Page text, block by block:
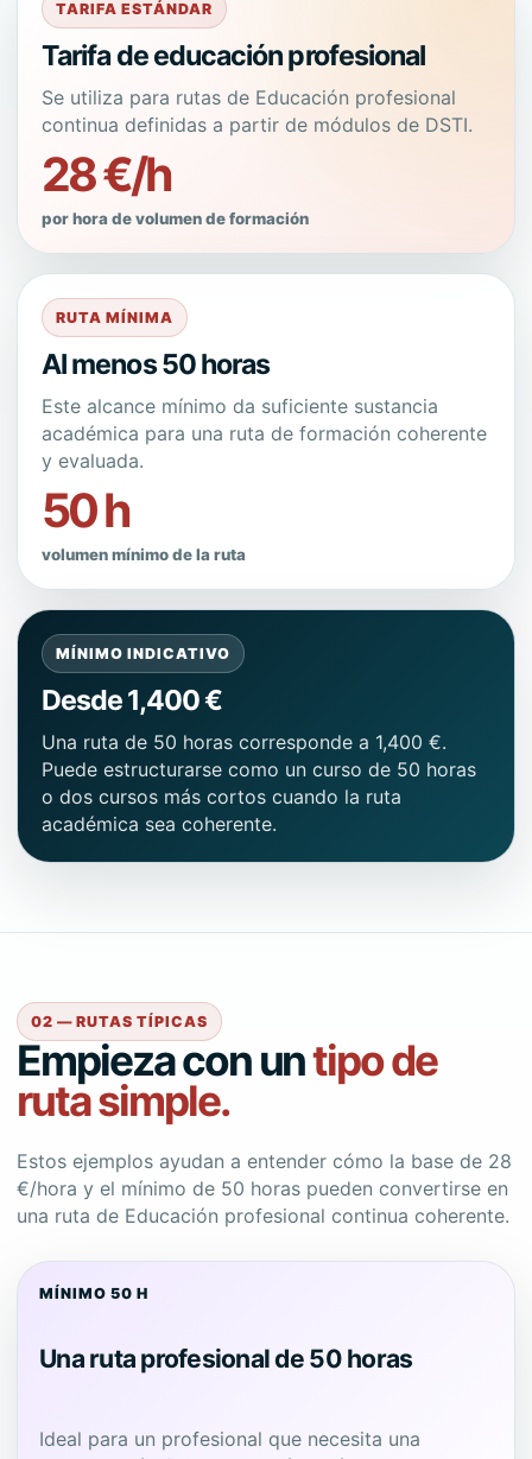
TARIFA ESTÁNDAR
Tarifa de educación profesional
Se utiliza para rutas de Educación profesional
continua definidas a partir de módulos de DSTI.
28 €/h
por hora de volumen de formación
RUTA MÍNIMA
Al menos 50 horas
Este alcance mínimo da suficiente sustancia
académica para una ruta de formación coherente
y evaluada.
50 h
volumen mínimo de la ruta
MÍNIMO INDICATIVO
Desde 1,400 €
Una ruta de 50 horas corresponde a 1,400 €.
Puede estructurarse como un curso de 50 horas
o dos cursos más cortos cuando la ruta
académica sea coherente.
02 — RUTAS TÍPICAS
Empieza con untipo de
ruta simple.
Estos ejemplos ayudan a entender cómo la base de 28
€/hora y el mínimo de 50 horas pueden convertirse en
una ruta de Educación profesional continua coherente.
MÍNIMO 50 H
Una ruta profesional de 50 horas
Ideal para un profesional que necesita una